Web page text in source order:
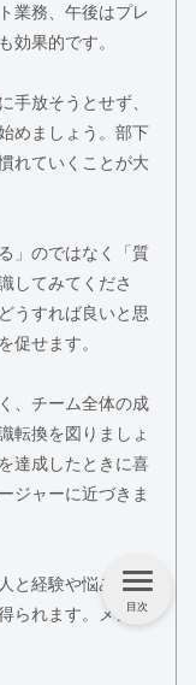
業務、午後はプレ
効果的です。
手放そうとせず、
めましょう。部下
れていくことが大
」のではなく「質
してみてくださ
うすれば良いと思
促せます。
、チーム全体の成
転換を図りましょ
達成したときに喜
ジャーに近づきま
と経験や悩みを共
られます。メンタ
目次